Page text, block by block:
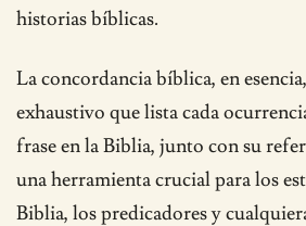
historias bíblicas.
La concordancia bíblica, en
exhaustivo que lista cada
frase en la Biblia, junto con su
una herramienta crucial para los
Biblia, los predicadores y